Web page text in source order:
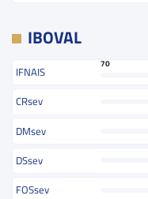
IBOVAL
IFNAIS
70
CRsev
DMsev
DSsev
FOSsev